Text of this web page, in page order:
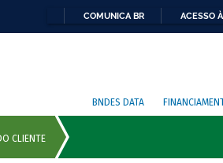
COMUNICA BR ACESSO
BNDES DATA